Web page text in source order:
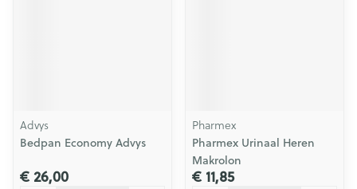
Advys
Bedpan Economy Advys
€ 26,00
Pharmex
Pharmex Urinaal Heren
Makrolon
€ 11,85